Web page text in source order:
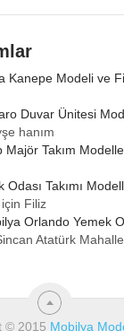
Kanepe Modeli ve
Duvar Ünitesi
hanım
Majör Takım
Odası Takımı
Filiz
Orlando Yemek
Atatürk
© 2015 Mobilya